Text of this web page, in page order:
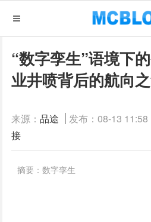
“数字孪生”语境下
业井喷背后的航向
来源：品途 发布：08-13 11:58
接
摘要：数字孪生